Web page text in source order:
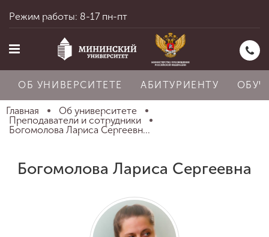
Абитуриенту
Режим работы: 8-17 пн-пт
ОБ УНИВЕРСИТЕТЕ АБИТУРИЕНТУ
Главная
Об университете
Преподаватели и сотрудники
Богомолова Лариса Сергеевн...
Богомолова Лариса Сергеевна